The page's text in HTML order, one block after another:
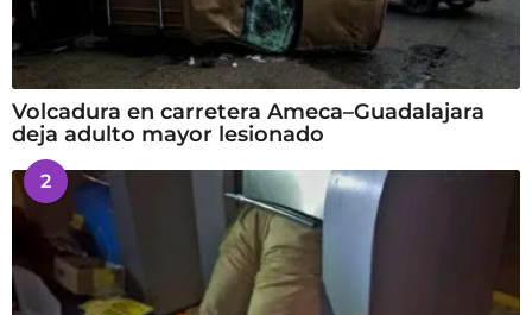
Volcadura en carretera Ameca–Guadalajara
deja adulto mayor lesionado
2